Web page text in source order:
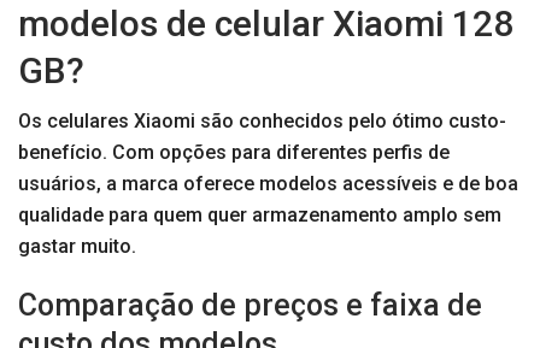
modelos de celular Xiaomi 128
GB?
Os celulares Xiaomi são conhecidos pelo ótimo custo-
benefício. Com opções para diferentes perfis de
usuários, a marca oferece modelos acessíveis e de boa
qualidade para quem quer armazenamento amplo sem
gastar muito.
Comparação de preços e faixa de